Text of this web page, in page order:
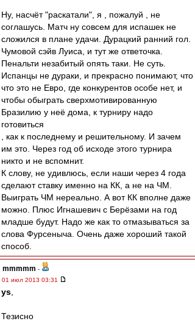
Ну, насчёт "раскатали", я , пожалуй , не
соглашусь. Матч ну совсем для испашек не
сложился в плане удачи. Дурацкий ранний гол.
Чумовой сэйв Луиса, и тут же ответочка.
Пенальти незабитый опять таки. Не суть.
Испанцы не дураки, и прекрасно понимают, что
что это не Евро, где конкурентов особе нет, и
чтобы обыграть сверхмотивированную
Бразилию у неё дома, к турниру надо
готовиться
, как к последнему и решительному. И зачем
им это. Через год об исходе этого турнира
никто и не вспомнит.
К слову, не удивлюсь, если наши через 4 года
сделают ставку именно на КК, а не на ЧМ.
Выиграть ЧМ нереально. А вот КК вполне даже
можно. Плюс Игнашевич с Берёзами на год
младше будут. Надо же как то отмазываться за
слова Фурсеныча. Очень даже хороший такой
способ.
mmmmm -
01 июл 2013 03:31
ys
Тезисно